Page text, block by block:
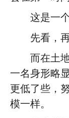
这是一
先看，
而在土
一名身形略
更低了些，
模一样。